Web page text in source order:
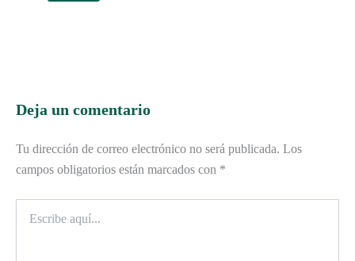
Deja un comentario
Tu dirección de correo electrónico no será publicada. Los
campos obligatorios están marcados con *
aquí...